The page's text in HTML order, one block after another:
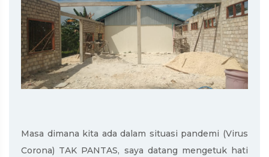
Masa dimana kita ada dalam situasi pandemi (Virus
Corona) TAK PANTAS, saya datang mengetuk hati